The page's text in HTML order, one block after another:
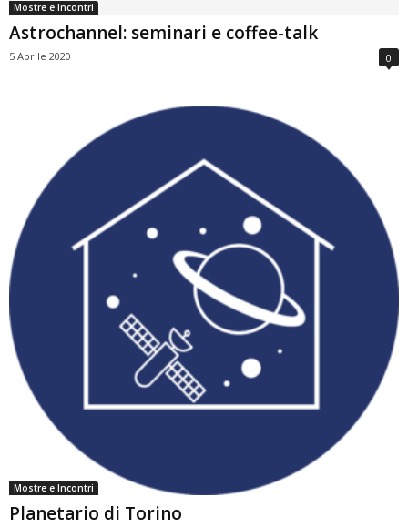
Mostre e Incontri
Astrochannel: seminari e coffee-talk
5 Aprile 2020 0
Mostre e Incontri
Planetario di Torino